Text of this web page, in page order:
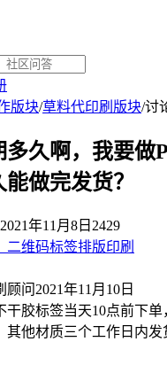
版块/草料代印刷版块/讨
久啊，我要做
做完发货？
2021年11月8日 2429
二维码标签排版印刷
顾问 2021年11月10日
干胶标签当天10点前下
其他材质三个工作日内发